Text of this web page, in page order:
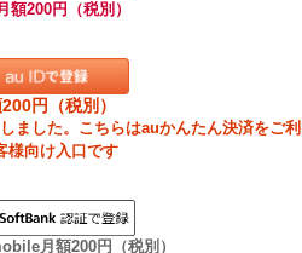
200円（税別）
円（税別）
ました。こちらはauかんたん決済をご利
様向け入口です
月額200円（税別）